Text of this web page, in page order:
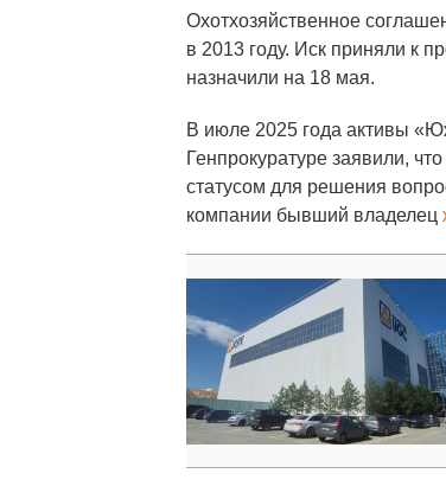
Охотхозяйственное
в 2013 году. Иск приняли к
назначили на 18 мая.
В июле 2025 года активы
Генпрокуратуре заявили,
статусом для решения
компании бывший владелец